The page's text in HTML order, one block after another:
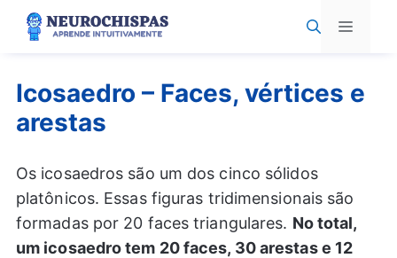
Pular
para
Menu
Icosaedro – Faces, vértices e
arestas
Os icosaedros são um dos cinco sólidos
platônicos. Essas figuras tridimensionais são
formadas por 20 faces triangulares. No total,
um icosaedro tem 20 faces, 30 arestas e 12